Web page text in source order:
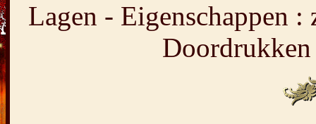
Lagen - Eigenschappen :